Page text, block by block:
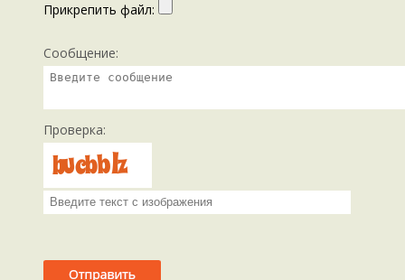
Прикрепить файл:
Сообщение:
Проверка: